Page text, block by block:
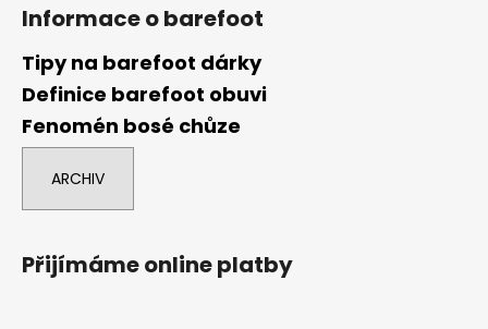
Informace o barefoot
Tipy na barefoot dárky
Definice barefoot obuvi
Fenomén bosé chůze
ARCHIV
Přijímáme online platby